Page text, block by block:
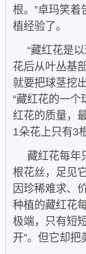
根。”卓玛笑
植经验了。
“藏红花是
花后从叶丛基
就要把球茎挖
“藏红花的一
红花的质量，
1朵花上只有3
藏红花每年
根花丝，足见
因珍稀难求、
种植的藏红花
极端，只有短
开”。但它却把